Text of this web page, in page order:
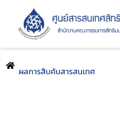
ผลการสืบค้นสารสนเทศ